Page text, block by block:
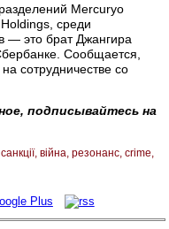
Mercuryo
среди
— это брат Джангира
Сообщается,
сотрудничестве со
подписывайтесь на
санкції війна резонанс crime